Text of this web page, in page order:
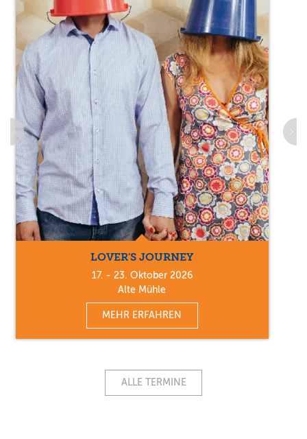
LOVER'S JOURNEY
17. - 23. Oktober 2026
Alte Mühle
MEHR ERFAHREN
ALLE TERMINE